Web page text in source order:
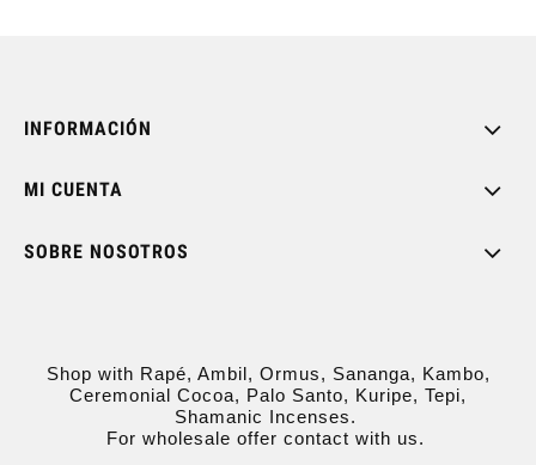
INFORMACIÓN
MI CUENTA
SOBRE NOSOTROS
Shop with Rapé, Ambil, Ormus, Sananga, Kambo,
Ceremonial Cocoa, Palo Santo, Kuripe, Tepi,
Shamanic Incenses.
For wholesale offer contact with us.